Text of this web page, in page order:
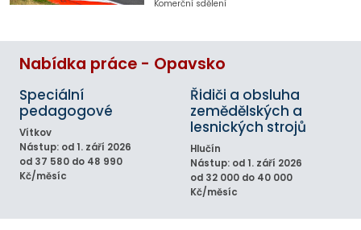
Komerční sdělení
Nabídka práce - Opavsko
Speciální
pedagogové
Vítkov
Nástup: od 1. září 2026
od 37 580 do 48 990
Kč/měsíc
Řidiči a obsluha
zemědělských a
lesnických strojů
Hlučín
Nástup: od 1. září 2026
od 32 000 do 40 000
Kč/měsíc